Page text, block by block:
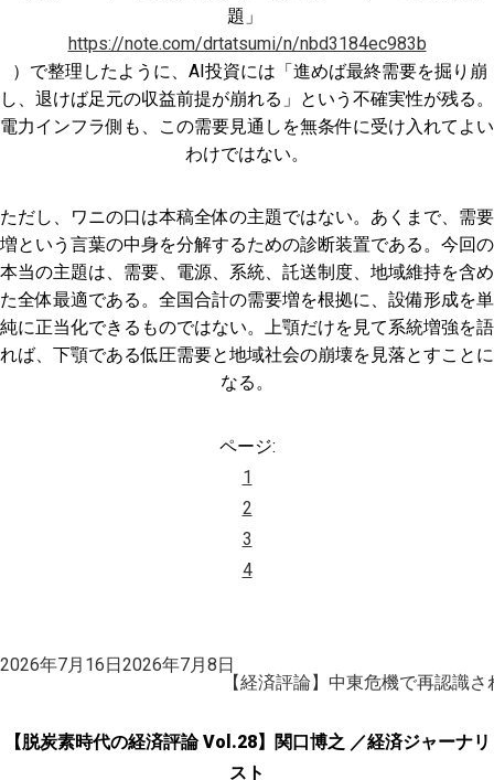
題」
https://note.com/drtatsumi/n/nbd3184ec983b
）で整理したように、AI投資には「進めば最終需要を掘り崩
し、退けば足元の収益前提が崩れる」という不確実性が残る。
電力インフラ側も、この需要見通しを無条件に受け入れてよい
わけではない。
ただし、ワニの口は本稿全体の主題ではない。あくまで、需要
増という言葉の中身を分解するための診断装置である。今回の
本当の主題は、需要、電源、系統、託送制度、地域維持を含め
た全体最適である。全国合計の需要増を根拠に、設備形成を単
純に正当化できるものではない。上顎だけを見て系統増強を語
れば、下顎である低圧需要と地域社会の崩壊を見落とすことに
なる。
ページ:
1
2
3
4
投
2026年7月16日2026年7月8日
【経済評論】中東危機で再認識
【脱炭素時代の経済評論 Vol.28】関口博之 ／経済ジャーナリ
スト